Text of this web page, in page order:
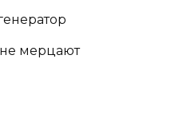
мерцают